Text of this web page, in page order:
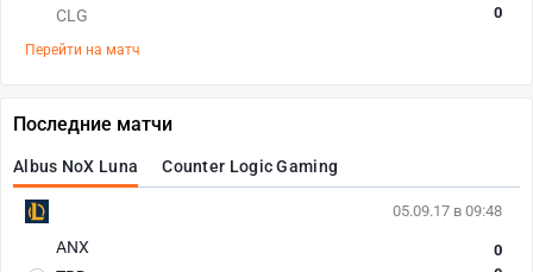
CLG
0
Перейти на матч
Последние матчи
Albus NoX Luna Counter Logic Gaming
05.09.17 в 09:48
ANX
0